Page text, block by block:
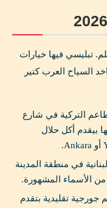
تبليسي فيها خيارات
السياح العرب كتير
التركية في شارع
بيقدم أكل حلال
في منطقة المدينة
جورجية تقليدية بتقدم